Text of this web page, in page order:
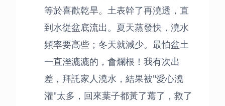
等於喜歡乾旱。土表幹了再澆透，直
到水從盆底流出。夏天蒸發快，澆水
頻率要高些；冬天就減少。最怕盆土
一直溼漉漉的，會爛根！我有次出
差，拜託家人澆水，結果被"愛心澆
灌"太多，回來葉子都黃了蔫了，救了